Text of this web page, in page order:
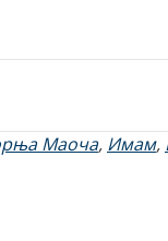
Маоча, Имам,